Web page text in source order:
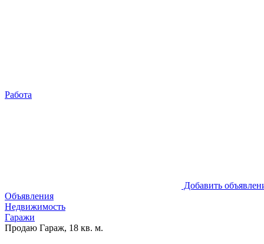
Работа
Добавить
Объявления
Недвижимость
Гаражи
Продаю Гараж, 18 кв. м.